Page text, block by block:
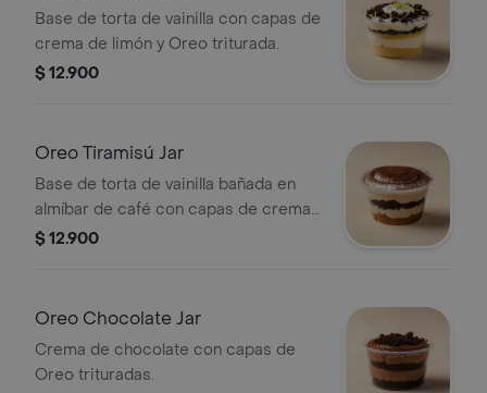
Base de torta de vainilla con capas de
crema de limón y Oreo triturada.
$ 12.900
Oreo Tiramisú Jar
Base de torta de vainilla bañada en
almíbar de café con capas de crema
de tiramisú y Oreo.
$ 12.900
Oreo Chocolate Jar
Crema de chocolate con capas de
Oreo trituradas.